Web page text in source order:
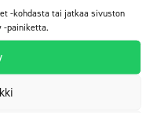
-kohdasta tai jatkaa sivuston
-painiketta.
RAL pintalakkojen
säilyy avaamattomana